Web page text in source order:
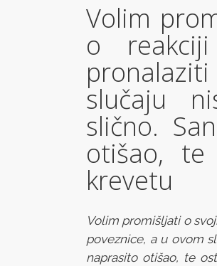
Volim
o
slučaju
slično.
otišao,
krevetu
Volim promišljati o
poveznice, a u ovom
naprasito otišao, te